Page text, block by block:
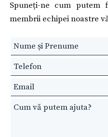
Spuneți-ne cum
membrii echipei noastre
Leave
this
field
blank